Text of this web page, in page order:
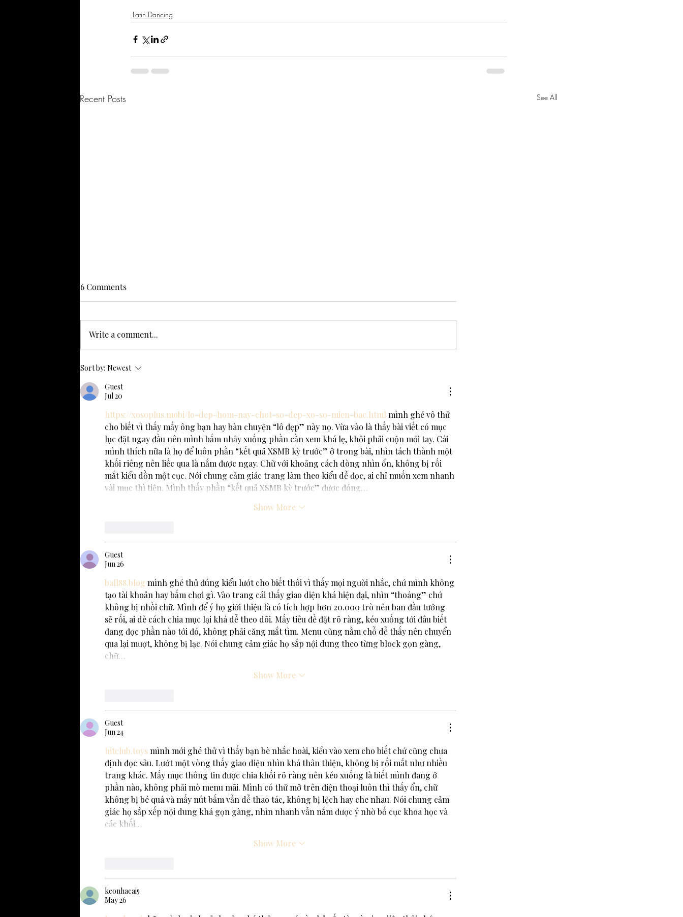
Latin Dancing
Recent Posts See All
Enhance Your Skills with
6 Comments
Write a comment...
Sort by: Newest
Guest
Jul 20
https://xosoplus.mobi/lo-dep-hom-nay-chot-so-dep-xo-so-mien-bac.html mình ghé vô thử
cho biết vì thấy mấy ông bạn hay bàn chuyện “lô đẹp” này nọ. Vừa vào là thấy bài viết có mục
lục đặt ngay đầu nên mình bấm nhảy xuống phần cần xem khá lẹ, khỏi phải cuộn mỏi tay. Cái
mình thích nữa là họ để luôn phần “kết quả XSMB kỳ trước” ở trong bài, nhìn tách thành một
khối riêng nên liếc qua là nắm được ngay. Chữ với khoảng cách dòng nhìn ổn, không bị rối
mắt kiểu dồn một cục. Nói chung cảm giác trang làm theo kiểu dễ đọc, ai chỉ muốn xem nhanh
vài mục thì tiện. Mình thấy phần “kết quả XSMB kỳ trước” được đóng…
Show More
Guest
Jun 26
ball88.blog mình ghé thử đúng kiểu lướt cho biết thôi vì thấy mọi người nhắc, chứ mình không
tạo tài khoản hay bấm chơi gì. Vào trang cái thấy giao diện khá hiện đại, nhìn “thoáng” chứ
không bị nhồi chữ. Mình để ý họ giới thiệu là có tích hợp hơn 20.000 trò nên ban đầu tưởng
sẽ rối, ai dè cách chia mục lại khá dễ theo dõi. Mấy tiêu đề đặt rõ ràng, kéo xuống tới đâu biết
đang đọc phần nào tới đó, không phải căng mắt tìm. Menu cũng nằm chỗ dễ thấy nên chuyển
qua lại mượt, không bị lạc. Nói chung cảm giác họ sắp nội dung theo từng block gọn gàng,
chữ…
Show More
Guest
Jun 24
hitclub.toys mình mới ghé thử vì thấy bạn bè nhắc hoài, kiểu vào xem cho biết chứ cũng chưa
định đọc sâu. Lướt một vòng thấy giao diện nhìn khá thân thiện, không bị rối mắt như nhiều
trang khác. Mấy mục thông tin được chia khối rõ ràng nên kéo xuống là biết mình đang ở
phần nào, không phải mò menu mãi. Mình có thử mở trên điện thoại luôn thì thấy ổn, chữ
không bị bé quá và mấy nút bấm vẫn dễ thao tác, không bị lệch hay che nhau. Nói chung cảm
giác họ sắp xếp nội dung khá gọn gàng, nhìn nhanh vẫn nắm được ý nhờ bố cục khoa học và
các khối…
Show More
keonhacai5
May 26